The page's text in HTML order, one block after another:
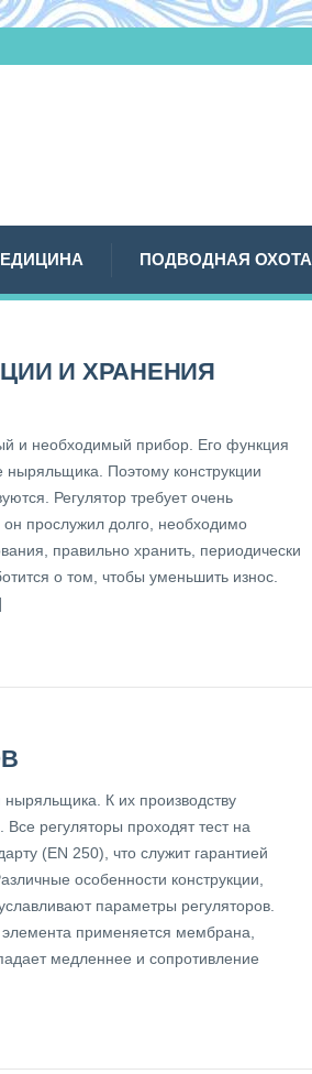
ПОДВОДНАЯ ОХОТА
И ХРАНЕНИЯ
и необходимый прибор. Его функция
ныряльщика. Поэтому конструкции
Регулятор требует очень
прослужил долго, необходимо
правильно хранить, периодически
о том, чтобы уменьшить износ.
К их производству
регуляторы проходят тест на
(EN 250), что служит гарантией
особенности конструкции,
параметры регуляторов.
элемента применяется мембрана,
медленнее и сопротивление